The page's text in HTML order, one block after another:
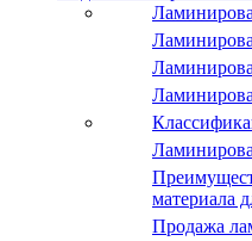
материала
Продажа